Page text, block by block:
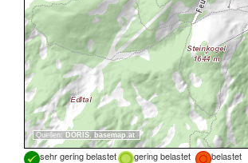
Quellen: DORIS, basemap.at
sehr gering belastet gering belastet
belastet